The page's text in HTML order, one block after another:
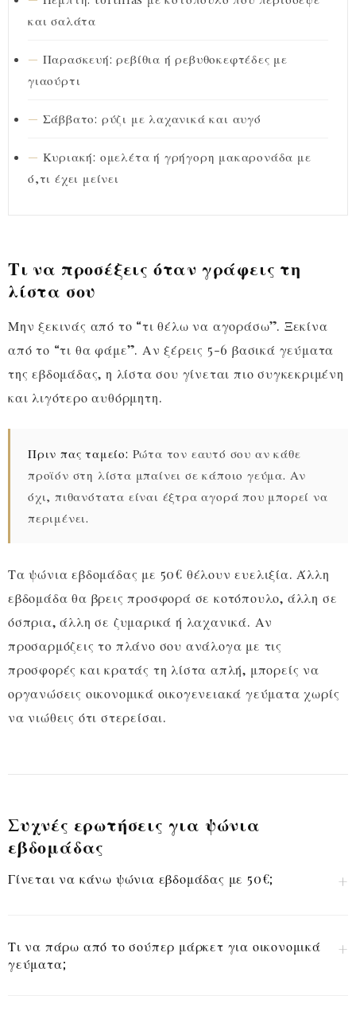
και σαλάτα
Παρασκευή: ρεβίθια ή ρεβυθοκεφτέδες με
γιαούρτι
Σάββατο: ρύζι με λαχανικά και αυγό
Κυριακή: ομελέτα ή γρήγορη μακαρονάδα με
ό,τι έχει μείνει
Τι να προσέξεις όταν γράφεις τη
λίστα σου
Μην ξεκινάς από το “τι θέλω να αγοράσω”. Ξεκίνα
από το “τι θα φάμε”. Αν ξέρεις 5-6 βασικά γεύματα
της εβδομάδας, η λίστα σου γίνεται πιο συγκεκριμένη
και λιγότερο αυθόρμητη.
Πριν πας ταμείο: Ρώτα τον εαυτό σου αν κάθε
προϊόν στη λίστα μπαίνει σε κάποιο γεύμα. Αν
όχι, πιθανότατα είναι έξτρα αγορά που μπορεί να
περιμένει.
Τα ψώνια εβδομάδας με 50€ θέλουν ευελιξία. Άλλη
εβδομάδα θα βρεις προσφορά σε κοτόπουλο, άλλη σε
όσπρια, άλλη σε ζυμαρικά ή λαχανικά. Αν
προσαρμόζεις το πλάνο σου ανάλογα με τις
προσφορές και κρατάς τη λίστα απλή, μπορείς να
οργανώσεις οικονομικά οικογενειακά γεύματα χωρίς
να νιώθεις ότι στερείσαι.
Συχνές ερωτήσεις για ψώνια
εβδομάδας
Γίνεται να κάνω ψώνια εβδομάδας με 50€;
Τι να πάρω από το σούπερ μάρκετ για οικονομικά
γεύματα;